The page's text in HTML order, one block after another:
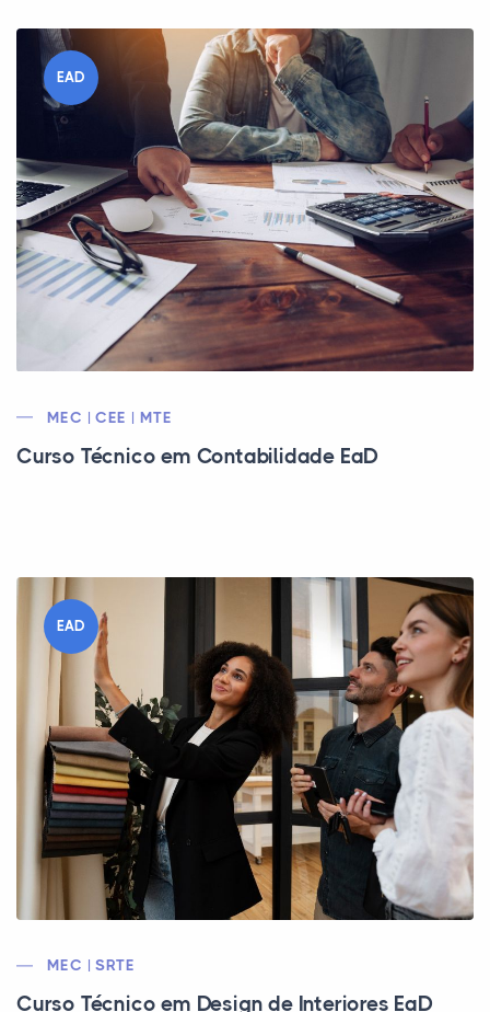
EAD
MEC | CEE | MTE
Curso Técnico em Contabilidade EaD
EAD
MEC | SRTE
Curso Técnico em Design de Interiores EaD